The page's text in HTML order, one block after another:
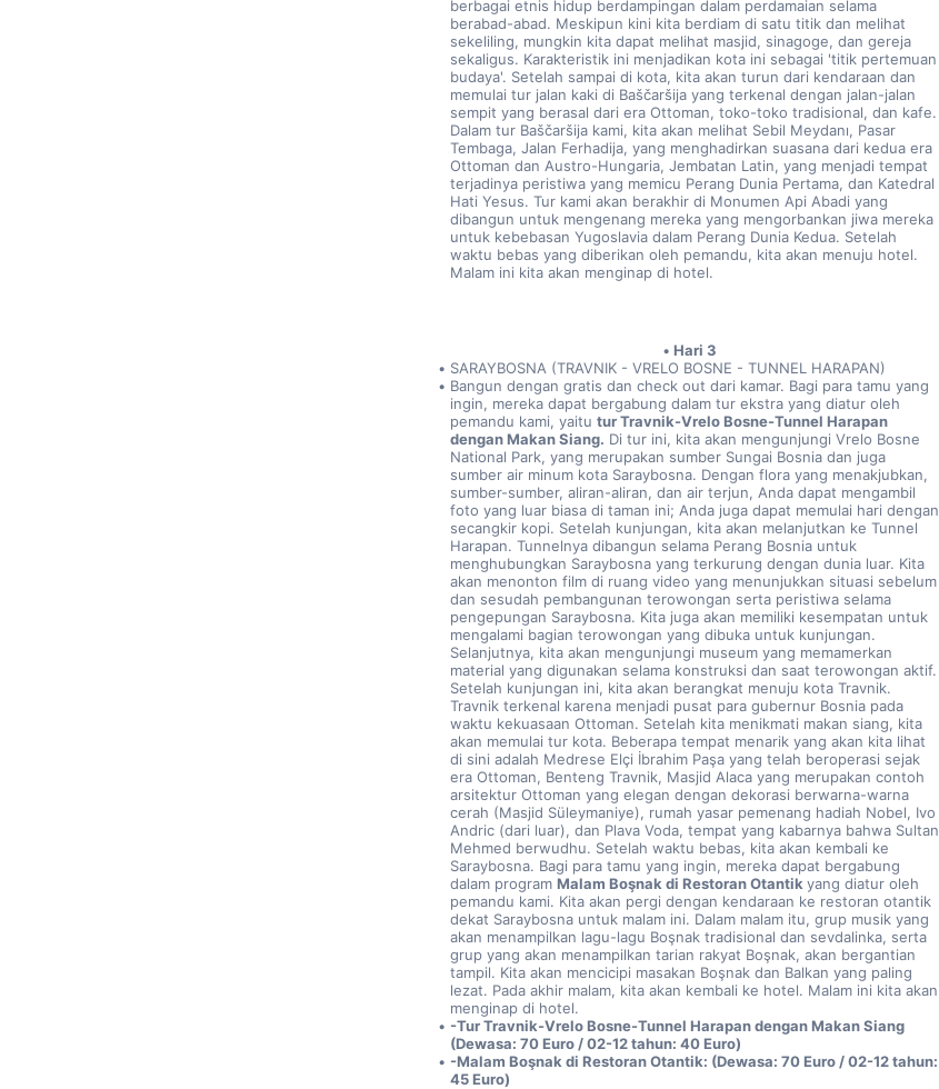
berbagai etnis hidup berdampingan dalam perdamaian selama
berabad-abad. Meskipun kini kita berdiam di satu titik dan melihat
sekeliling, mungkin kita dapat melihat masjid, sinagoge, dan gereja
sekaligus. Karakteristik ini menjadikan kota ini sebagai 'titik pertemuan
budaya'. Setelah sampai di kota, kita akan turun dari kendaraan dan
memulai tur jalan kaki di Baščaršija yang terkenal dengan jalan-jalan
sempit yang berasal dari era Ottoman, toko-toko tradisional, dan kafe.
Dalam tur Baščaršija kami, kita akan melihat Sebil Meydanı, Pasar
Tembaga, Jalan Ferhadija, yang menghadirkan suasana dari kedua era
Ottoman dan Austro-Hungaria, Jembatan Latin, yang menjadi tempat
terjadinya peristiwa yang memicu Perang Dunia Pertama, dan Katedral
Hati Yesus. Tur kami akan berakhir di Monumen Api Abadi yang
dibangun untuk mengenang mereka yang mengorbankan jiwa mereka
untuk kebebasan Yugoslavia dalam Perang Dunia Kedua. Setelah
waktu bebas yang diberikan oleh pemandu, kita akan menuju hotel.
Malam ini kita akan menginap di hotel.
Hari 3
SARAYBOSNA (TRAVNIK - VRELO BOSNE - TUNNEL HARAPAN)
Bangun dengan gratis dan check out dari kamar. Bagi para tamu yang
ingin, mereka dapat bergabung dalam tur ekstra yang diatur oleh
pemandu kami, yaitu tur Travnik-Vrelo Bosne-Tunnel Harapan
dengan Makan Siang. Di tur ini, kita akan mengunjungi Vrelo Bosne
National Park, yang merupakan sumber Sungai Bosnia dan juga
sumber air minum kota Saraybosna. Dengan flora yang menakjubkan,
sumber-sumber, aliran-aliran, dan air terjun, Anda dapat mengambil
foto yang luar biasa di taman ini; Anda juga dapat memulai hari dengan
secangkir kopi. Setelah kunjungan, kita akan melanjutkan ke Tunnel
Harapan. Tunnelnya dibangun selama Perang Bosnia untuk
menghubungkan Saraybosna yang terkurung dengan dunia luar. Kita
akan menonton film di ruang video yang menunjukkan situasi sebelum
dan sesudah pembangunan terowongan serta peristiwa selama
pengepungan Saraybosna. Kita juga akan memiliki kesempatan untuk
mengalami bagian terowongan yang dibuka untuk kunjungan.
Selanjutnya, kita akan mengunjungi museum yang memamerkan
material yang digunakan selama konstruksi dan saat terowongan aktif.
Setelah kunjungan ini, kita akan berangkat menuju kota Travnik.
Travnik terkenal karena menjadi pusat para gubernur Bosnia pada
waktu kekuasaan Ottoman. Setelah kita menikmati makan siang, kita
akan memulai tur kota. Beberapa tempat menarik yang akan kita lihat
di sini adalah Medrese Elçi İbrahim Paşa yang telah beroperasi sejak
era Ottoman, Benteng Travnik, Masjid Alaca yang merupakan contoh
arsitektur Ottoman yang elegan dengan dekorasi berwarna-warna
cerah (Masjid Süleymaniye), rumah yasar pemenang hadiah Nobel, Ivo
Andric (dari luar), dan Plava Voda, tempat yang kabarnya bahwa Sultan
Mehmed berwudhu. Setelah waktu bebas, kita akan kembali ke
Saraybosna. Bagi para tamu yang ingin, mereka dapat bergabung
dalam program Malam Boşnak di Restoran Otantik yang diatur oleh
pemandu kami. Kita akan pergi dengan kendaraan ke restoran otantik
dekat Saraybosna untuk malam ini. Dalam malam itu, grup musik yang
akan menampilkan lagu-lagu Boşnak tradisional dan sevdalinka, serta
grup yang akan menampilkan tarian rakyat Boşnak, akan bergantian
tampil. Kita akan mencicipi masakan Boşnak dan Balkan yang paling
lezat. Pada akhir malam, kita akan kembali ke hotel. Malam ini kita akan
menginap di hotel.
-Tur Travnik-Vrelo Bosne-Tunnel Harapan dengan Makan Siang
(Dewasa: 70 Euro / 02-12 tahun: 40 Euro)
-Malam Boşnak di Restoran Otantik: (Dewasa: 70 Euro / 02-12 tahun:
45 Euro)